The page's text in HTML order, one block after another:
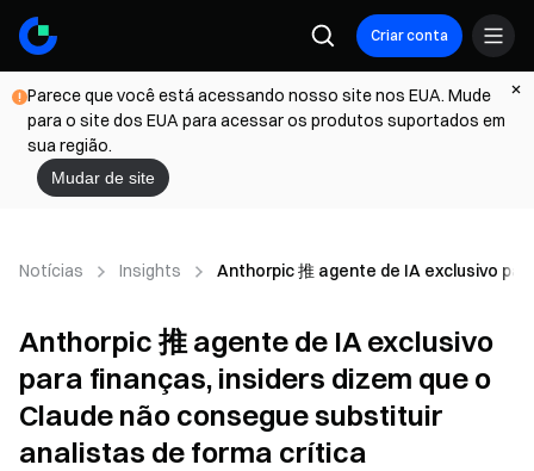
Criar conta
Parece que você está acessando nosso site nos EUA. Mude
para o site dos EUA para acessar os produtos suportados em
sua região.
Mudar de site
Notícias Insights Anthorpic 推 agente de IA exclusivo
Anthorpic 推 agente de IA exclusivo
para finanças, insiders dizem que o
Claude não consegue substituir
analistas de forma crítica